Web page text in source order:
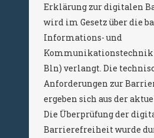
Erklärung zur digitalen
wird im Gesetz über die
Informations- und
Kommunikationstechnik
Bln) verlangt. Die
Anforderungen zur
ergeben sich aus der
Die Überprüfung der
Barrierefreiheit wurde